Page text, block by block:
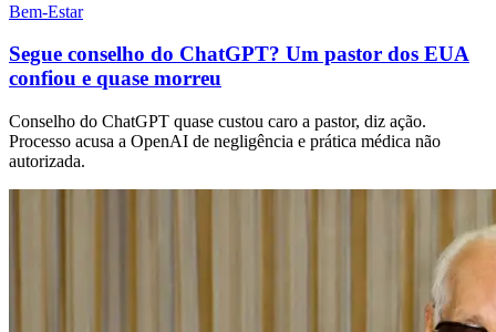
Bem-Estar
Segue conselho do ChatGPT? Um pastor dos EUA
confiou e quase morreu
Conselho do ChatGPT quase custou caro a pastor, diz ação.
Processo acusa a OpenAI de negligência e prática médica não
autorizada.